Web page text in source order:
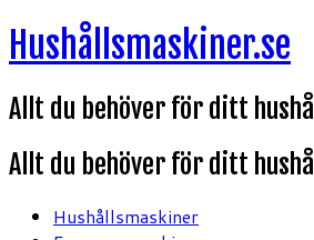
Hoppa
till
Hushållsmaskiner.se
Allt du behöver för ditt hushåll
Allt du behöver för ditt hushåll
Hushållsmaskiner